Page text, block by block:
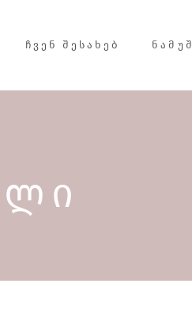
ᲩᲕᲔᲜ ᲨᲔᲡᲐᲮᲔᲑ